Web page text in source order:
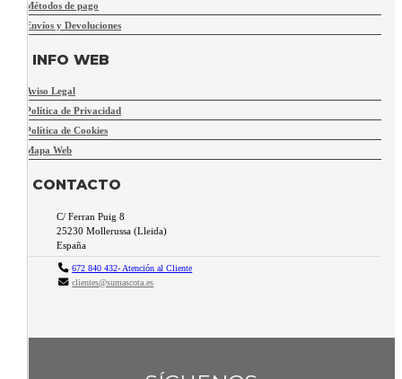
Métodos de pago
Envíos y Devoluciones
INFO WEB
Aviso Legal
Política de Privacidad
Política de Cookies
Mapa Web
CONTACTO
C/ Ferran Puig 8
25230 Mollerussa (Lleida)
España
672 840 432- Atención al Cliente
clientes@sumascota.es